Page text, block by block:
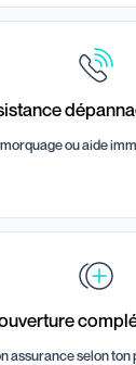
ou aide
assurance selon